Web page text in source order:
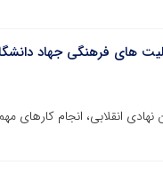
های فرهنگی جهاد
انقلابی، انجام کارهای